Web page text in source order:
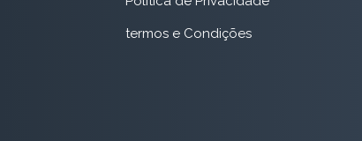
termos e Condições